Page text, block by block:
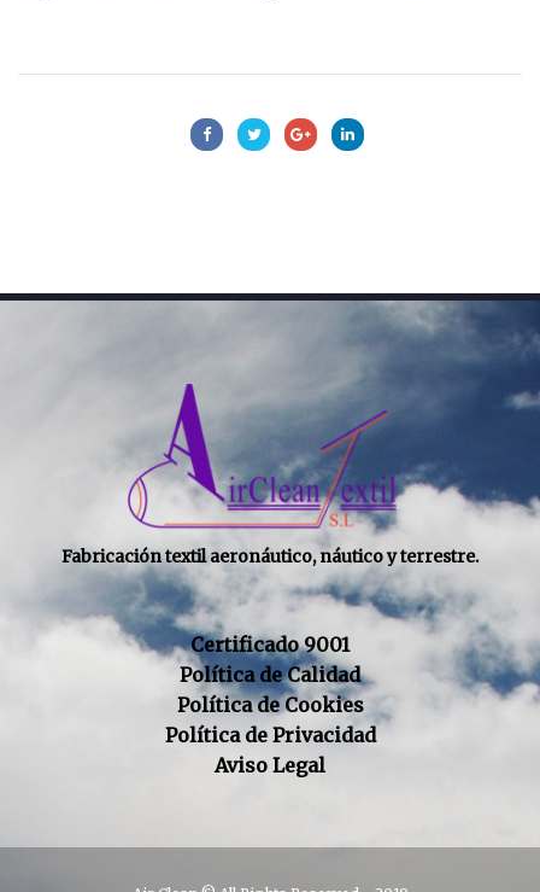
Fabricación textil aeronáutico, náutico y terrestre.
Certificado 9001
Política de Calidad
Política de Cookies
Política de Privacidad
Aviso Legal